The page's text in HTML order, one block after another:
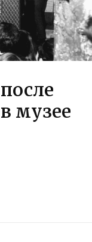
музее